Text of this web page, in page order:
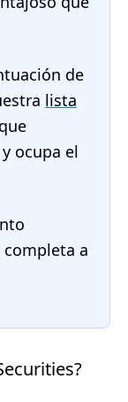
de
lista
y ocupa el
a